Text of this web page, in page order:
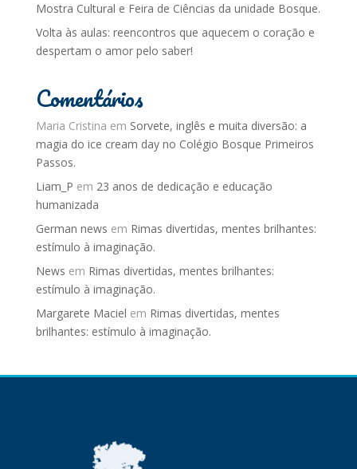
Mostra Cultural e Feira de Ciências da unidade Bosque.
Volta às aulas: reencontros que aquecem o coração e
despertam o amor pelo saber!
Comentários
Maria Cristina em Sorvete, inglês e muita diversão: a
magia do ice cream day no Colégio Bosque Primeiros
Passos.
Liam_P em 23 anos de dedicação e educação
humanizada
German news em Rimas divertidas, mentes brilhantes:
estímulo à imaginação.
News em Rimas divertidas, mentes brilhantes:
estímulo à imaginação.
Margarete Maciel em Rimas divertidas, mentes
brilhantes: estímulo à imaginação.